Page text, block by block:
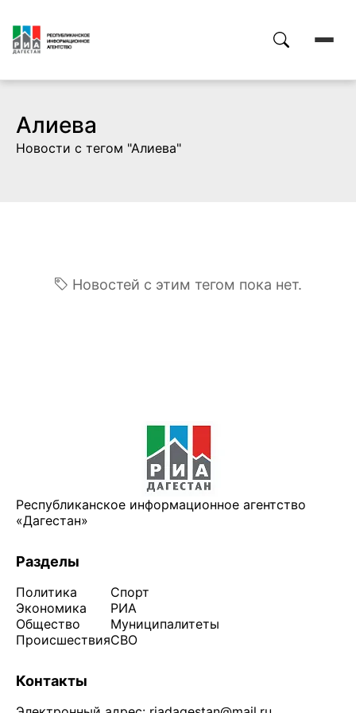
Алиева
Новости с тегом "Алиева"
Новостей с этим тегом пока нет.
Республиканское информационное агентство
«Дагестан»
Разделы
Политика
Экономика
Общество
Происшествия
Спорт
РИА
Муниципалитеты
СВО
Контакты